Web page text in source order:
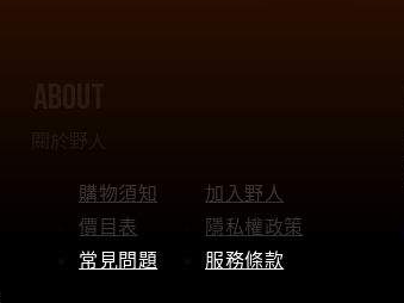
購物須知
價目表
常見問題
加入野人
隱私權政策
服務條款